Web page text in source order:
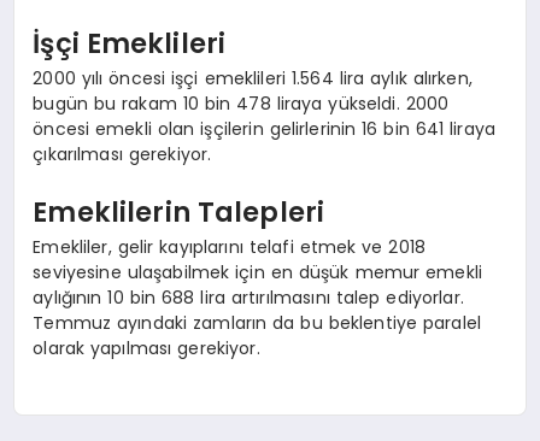
İşçi Emeklileri
2000 yılı öncesi işçi emeklileri 1.564 lira aylık alırken,
bugün bu rakam 10 bin 478 liraya yükseldi. 2000
öncesi emekli olan işçilerin gelirlerinin 16 bin 641 liraya
çıkarılması gerekiyor.
Emeklilerin Talepleri
Emekliler, gelir kayıplarını telafi etmek ve 2018
seviyesine ulaşabilmek için en düşük memur emekli
aylığının 10 bin 688 lira artırılmasını talep ediyorlar.
Temmuz ayındaki zamların da bu beklentiye paralel
olarak yapılması gerekiyor.